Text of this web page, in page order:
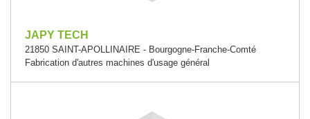
JAPY TECH
21850 SAINT-APOLLINAIRE - Bourgogne-Franche-Comté
Fabrication d'autres machines d'usage général